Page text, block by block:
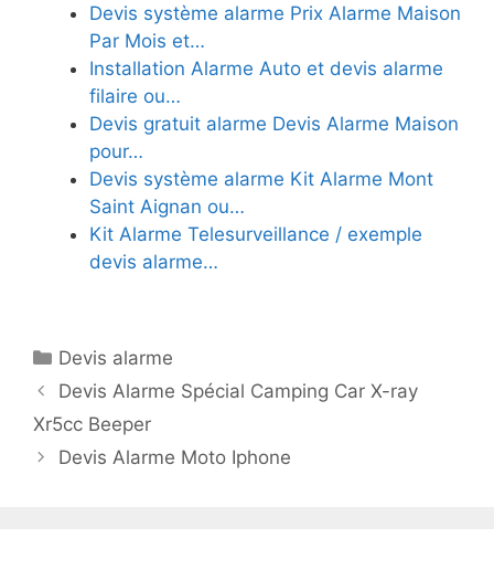
Devis système alarme Prix Alarme Maison
Par Mois et…
Installation Alarme Auto et devis alarme
filaire ou…
Devis gratuit alarme Devis Alarme Maison
pour…
Devis système alarme Kit Alarme Mont
Saint Aignan ou…
Kit Alarme Telesurveillance / exemple
devis alarme…
Catégories
Devis alarme
Devis Alarme Spécial Camping Car X-ray
Xr5cc Beeper
Devis Alarme Moto Iphone